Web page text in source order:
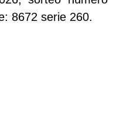
8672 serie 260.